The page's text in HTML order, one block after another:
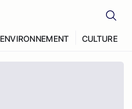
ENVIRONNEMENT CULTURE